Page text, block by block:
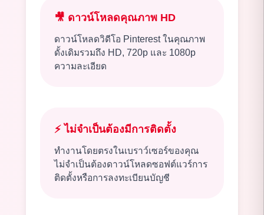
🎥 ดาวน์โหลดคุณภาพ HD
ดาวน์โหลดวิดีโอ Pinterest ในคุณภาพ
ดั้งเดิมรวมถึง HD, 720p และ 1080p
ความละเอียด
⚡ ไม่จำเป็นต้องมีการติดตั้ง
ทำงานโดยตรงในเบราว์เซอร์ของคุณ
ไม่จำเป็นต้องดาวน์โหลดซอฟต์แวร์การ
ติดตั้งหรือการลงทะเบียนบัญชี